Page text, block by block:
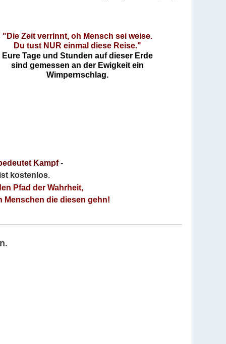
"Die Zeit verrinnt, oh Mensch sei weise.
Du tust NUR einmal diese Reise."
Eure Tage und Stunden auf dieser Erde
sind gemessen an der Ewigkeit ein
Wimpernschlag.
Kampf-
kostenlos.
Pfad der Wahrheit,
Menschen die diesen gehn!